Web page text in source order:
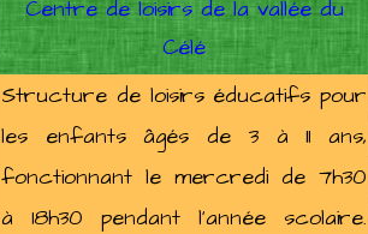
Centre de loisirs de la vallée du
Célé
Enfants de 3 / 11 ans
Structure deloisirs éducatifs pour
les enfants âgés de 3 à 11 ans,
fonctionnant le mercredi de 7h30
à 18h30 pendant l'année scolaire.